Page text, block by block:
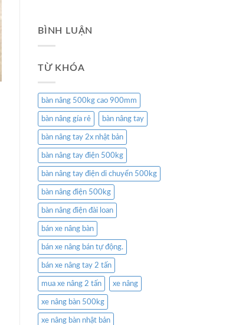
BÌNH LUẬN
TỪ KHÓA
bàn nâng 500kg cao 900mm
bàn nâng gía rẻ bàn nâng tay
bàn nâng tay 2x nhật bản
bàn nâng tay điện 500kg
bàn nâng tay điện di chuyển 500kg
bàn nâng điện 500kg
bàn nâng điện đài loan
bán xe nâng bàn
bán xe nâng bán tự động.
bán xe nâng tay 2 tấn
mua xe nâng 2 tấn xe nâng
xe nâng bàn 500kg
xe nâng bàn nhật bản